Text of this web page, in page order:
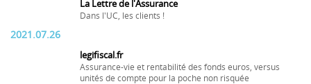
La Lettre de l'Assurance
Dans l'UC, les clients !
2021.07.26
legifiscal.fr
Assurance-vie et rentabilité des fonds euros, versus
unités de compte pour la poche non risquée